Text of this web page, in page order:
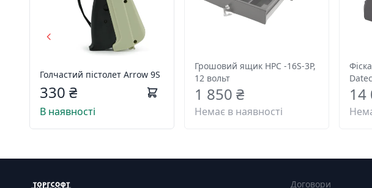
Голчастий пістолет Arrow 9S
330 ₴
В наявності
Грошовий ящик HPC -16S-3P,
12 вольт
1 850 ₴
Немає в наявності
14
Договори